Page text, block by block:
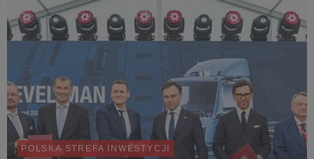
POLSKA STREFA INWESTYCJI